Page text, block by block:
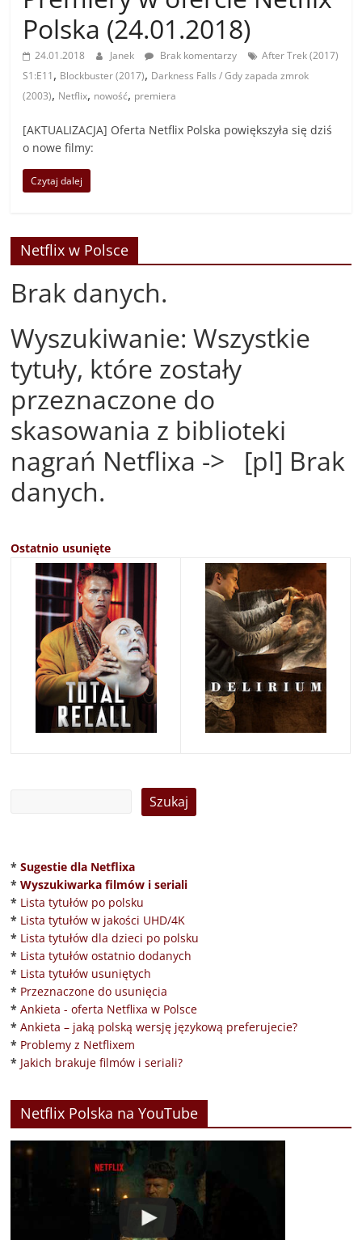
Polska (24.01.2018)
24.01.2018 Janek Brak komentarzy
After Trek (2017)
S1:E11, Blockbuster (2017), Darkness Falls / Gdy zapada zmrok
(2003), Netflix, nowość, premiera
[AKTUALIZACJA] Oferta Netflix Polska powiększyła się dziś
o nowe filmy:
Czytaj dalej
Netflix w Polsce
Brak danych.
Wyszukiwanie: Wszystkie
tytuły, które zostały
przeznaczone do
skasowania z biblioteki
nagrań Netflixa -> [pl] Brak
danych.
Ostatnio usunięte
* Sugestie dla Netflixa
* Wyszukiwarka filmów i seriali
* Lista tytułów po polsku
* Lista tytułów w jakości UHD/4K
* Lista tytułów dla dzieci po polsku
* Lista tytułów ostatnio dodanych
* Lista tytułów usuniętych
* Przeznaczone do usunięcia
* Ankieta - oferta Netflixa w Polsce
* Ankieta – jaką polską wersję językową preferujecie?
* Problemy z Netflixem
* Jakich brakuje filmów i seriali?
Netflix Polska na YouTube